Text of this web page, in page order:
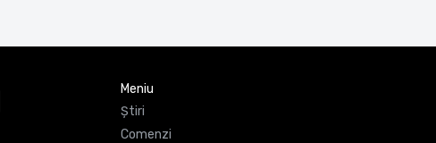
Meniu
Știri
Comenzi